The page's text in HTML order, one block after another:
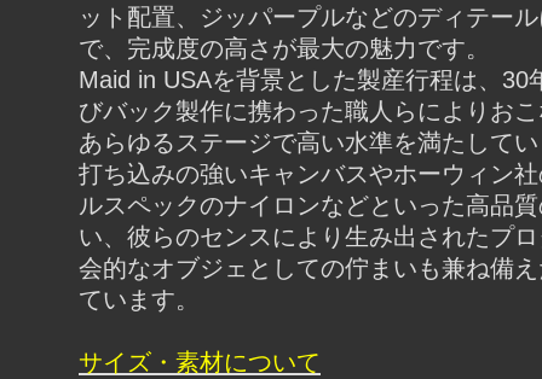
ット配置、ジッパープルなどのディテー
で、完成度の高さが最大の魅力です。
Maid in USAを背景とした製産行程は、30
びバック製作に携わった職人らによりお
あらゆるステージで高い水準を満たして
打ち込みの強いキャンバスやホーウィン
ルスペックのナイロンなどといった高品
い、彼らのセンスにより生み出されたプ
会的なオブジェとしての佇まいも兼ね備
ています。
サイズ・素材について